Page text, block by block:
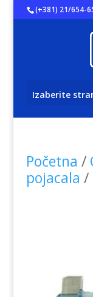
(+381) 21/654-
Izaberite
Početna /
pojacala /